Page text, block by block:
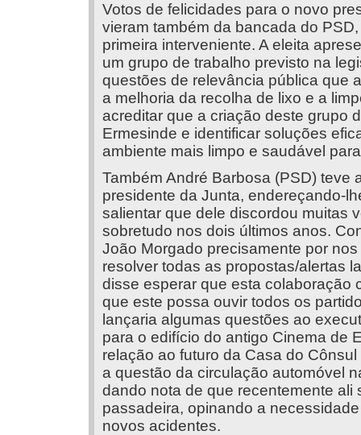
Votos de felicidades para o novo
vieram também da bancada do
primeira interveniente. A eleita
um grupo de trabalho previsto na
questões de relevância pública que
a melhoria da recolha de lixo e a
acreditar que a criação deste grupo
Ermesinde e identificar soluções
ambiente mais limpo e saudável
Também André Barbosa (PSD) teve
presidente da Junta, endereçando-
salientar que dele discordou muitas
sobretudo nos dois últimos anos.
João Morgado precisamente por
resolver todas as propostas/alertas
disse esperar que esta colaboração
que este possa ouvir todos os
lançaria algumas questões ao
para o edifício do antigo Cinema de
relação ao futuro da Casa do
a questão da circulação automóvel
dando nota de que recentemente
passadeira, opinando a
novos acidentes.